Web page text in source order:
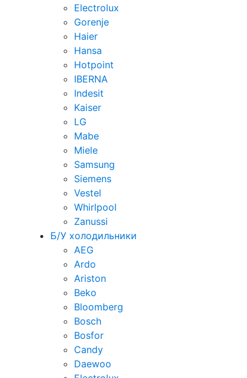
Electrolux
Gorenje
Haier
Hansa
Hotpoint
IBERNA
Indesit
Kaiser
LG
Mabe
Miele
Samsung
Siemens
Vestel
Whirlpool
Zanussi
Б/У холодильники
AEG
Ardo
Ariston
Beko
Bloomberg
Bosch
Bosfor
Candy
Daewoo